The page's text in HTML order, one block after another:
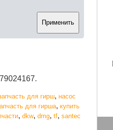
для гирш, насос
для гирша, купить
, dkw, dmg, tf, santec